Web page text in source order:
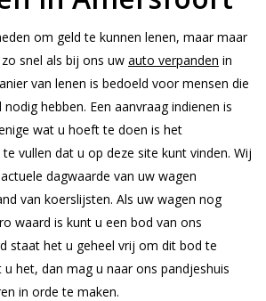
om geld te kunnen lenen, maar maar
snel als bij ons uw auto verpanden in
van lenen is bedoeld voor mensen die
hebben. Een aanvraag indienen is
wat u hoeft te doen is het
vullen dat u op deze site kunt vinden. Wij
dagwaarde van uw wagen
van koerslijsten. Als uw wagen nog
waard is kunt u een bod van ons
staat het u geheel vrij om dit bod te
het, dan mag u naar ons pandjeshuis
in orde te maken.